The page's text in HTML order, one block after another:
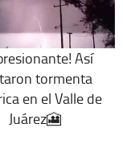
Así
tormenta
en el Valle de
Juárez🎦